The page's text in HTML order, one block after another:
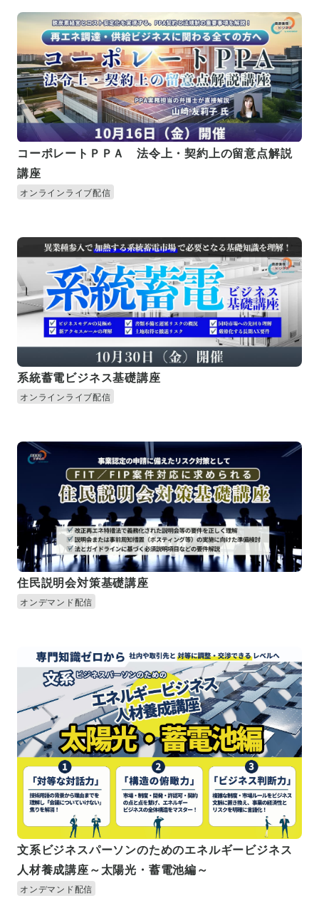
コーポレートＰＰＡ 法令上・契約上の留意点解説
講座
オンラインライブ配信
系統蓄電ビジネス基礎講座
オンラインライブ配信
住民説明会対策基礎講座
オンデマンド配信
文系ビジネスパーソンのためのエネルギービジネス
人材養成講座～太陽光・蓄電池編～
オンデマンド配信